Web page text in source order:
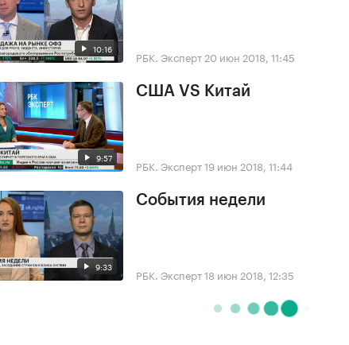
10:16 РБК. Эксперт 20 июн 2018, 11:45
9:57
США VS Китай
РБК. Эксперт19 июн 2018, 11:44
9:33
События недели
РБК. Эксперт18 июн 2018, 12:35